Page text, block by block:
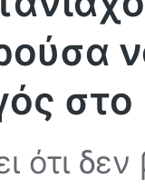
στο
δεν